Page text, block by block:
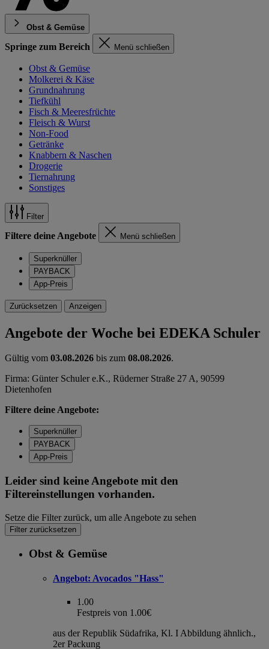
Obst & Gemüse
Springe zum Bereich Menü schließen
Obst & Gemüse
Molkerei & Käse
Grundnahrung
Tiefkühl
Fisch & Meeresfrüchte
Fleisch & Wurst
Non-Food
Getränke
Knabbern & Naschen
Drogerie
Tiernahrung
Sonstiges
Filter
Filtere deine Angebote Menü schließen
Superknüller
PAYBACK
App-Preis
Zurücksetzen Anzeigen
Angebote der Woche bei EDEKA Schuler
Gültig vom 03.08.2026 bis zum 08.08.2026.
Firma: Günter Schuler e.K., Rüderner Straße 27 A, 90599
Dietenhofen
Filtere deine Angebote:
Superknüller
PAYBACK
App-Preis
Leider sind keine Angebote mit den
Filtereinstellungen vorhanden.
Setze die Filter zurück, um alle Angebote zu sehen
Filter zurücksetzen
Obst & Gemüse
Angebot: Avocados "Hass"
1.00
Festpreis von 1.00€
aus der Republik Südafrika, Kl. I Abbildung ähnlich.,
2er Packung